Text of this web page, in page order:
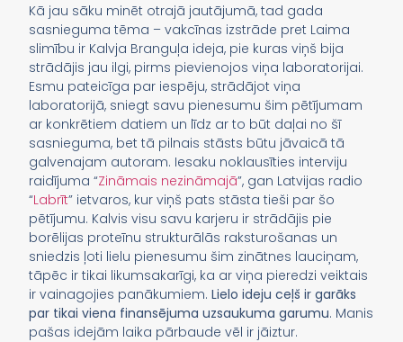
Kā jau sāku minēt otrajā jautājumā, tad gada
sasnieguma tēma – vakcīnas izstrāde pret Laima
slimību ir Kalvja Branguļa ideja, pie kuras viņš bija
strādājis jau ilgi, pirms pievienojos viņa laboratorijai.
Esmu pateicīga par iespēju, strādājot viņa
laboratorijā, sniegt savu pienesumu šim pētījumam
ar konkrētiem datiem un līdz ar to būt daļai no šī
sasnieguma, bet tā pilnais stāsts būtu jāvaicā tā
galvenajam autoram. Iesaku noklausīties interviju
raidījuma “Zināmais nezināmajā”, gan Latvijas radio
“Labrīt” ietvaros, kur viņš pats stāsta tieši par šo
pētījumu. Kalvis visu savu karjeru ir strādājis pie
borēlijas proteīnu strukturālās raksturošanas un
sniedzis ļoti lielu pienesumu šim zinātnes lauciņam,
tāpēc ir tikai likumsakarīgi, ka ar viņa pieredzi veiktais
ir vainagojies panākumiem.Lielo ideju ceļš ir garāks
par tikai viena finansējuma uzsaukuma garumu. Manis
pašas idejām laika pārbaude vēl ir jāiztur.